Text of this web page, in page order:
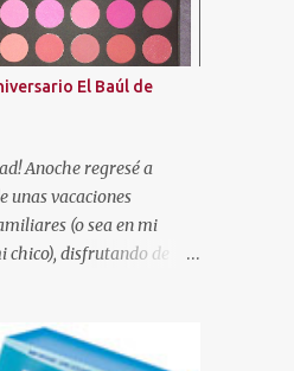
El Baúl de
Anoche regresé a
unas vacaciones
(o sea en mi
chico), disfrutando de
para celebrar este